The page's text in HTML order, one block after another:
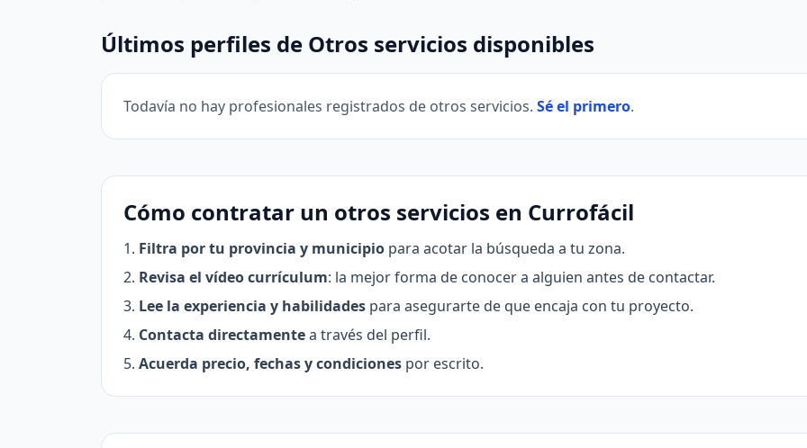
Últimos perfiles de Otros servicios disponibles
Todavía no hay profesionales registrados de otros servicios. Sé el primero.
Cómo contratar un otros servicios en Currofácil
Filtra por tu provincia y municipio para acotar la búsqueda a tu zona.
Revisa el vídeo currículum: la mejor forma de conocer a alguien antes de contactar.
Lee la experiencia y habilidades para asegurarte de que encaja con tu proyecto.
Contacta directamentea través del perfil.
Acuerda precio, fechas y condiciones por escrito.